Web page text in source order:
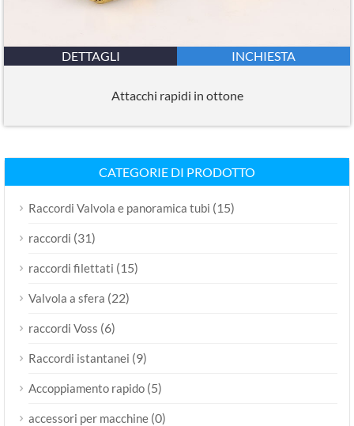
DETTAGLI INCHIESTA
Attacchi rapidi in ottone
CATEGORIE DI PRODOTTO
Raccordi Valvola e panoramica tubi (15)
raccordi (31)
raccordi filettati (15)
Valvola a sfera (22)
raccordi Voss (6)
Raccordi istantanei (9)
Accoppiamento rapido (5)
accessori per macchine (0)